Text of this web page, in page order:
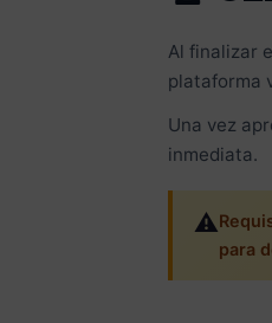
Al finalizar
plataforma
Una vez
inmediata.
⚠️
para